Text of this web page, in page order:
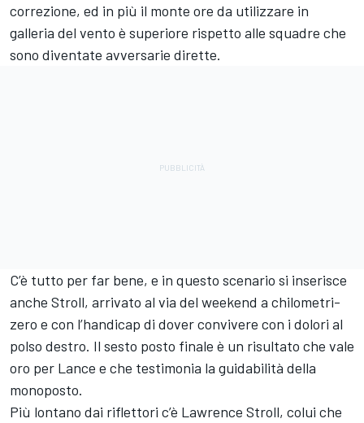
correzione, ed in più il monte ore da utilizzare in
galleria del vento è superiore rispetto alle squadre che
sono diventate avversarie dirette.
C’è tutto per far bene, e in questo scenario si inserisce
anche Stroll, arrivato al via del weekend a chilometri-
zero e con l’handicap di dover convivere con i dolori al
polso destro. Il sesto posto finale è un risultato che vale
oro per Lance e che testimonia la guidabilità della
monoposto.
Più lontano dai riflettori c’è Lawrence Stroll, colui che